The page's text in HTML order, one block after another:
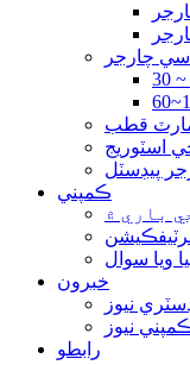
چارجر
قطب
اسٽوريج
پيڊسٽل
ڪمپني
باري ۾
ويا سوال
خبرون
نيوز
نيوز
رابطو